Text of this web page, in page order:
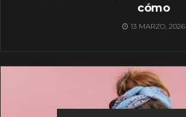
cómo
13 MARZO, 2026